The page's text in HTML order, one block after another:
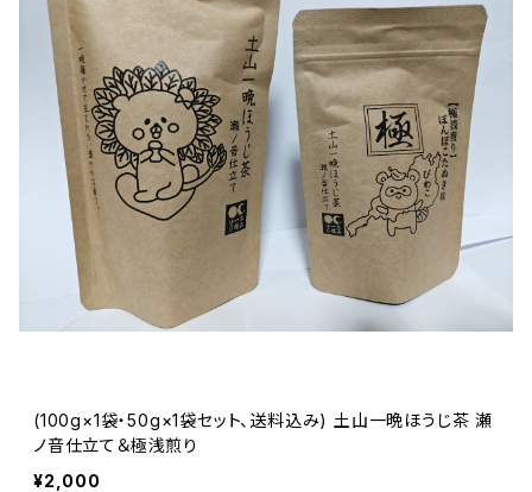
(100g×1袋・50g×1袋セット、送料込み) 土山一晩ほうじ茶 瀬
ノ音仕立て＆極浅煎り
¥2,000